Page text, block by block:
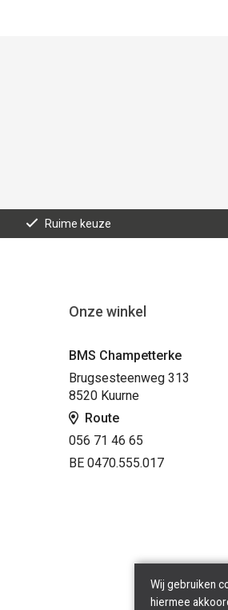
Ruime keuze
Onze winkel
BMS Champetterke
Brugsesteenweg 313
8520 Kuurne
Route
056 71 46 65
BE 0470.555.017
Wij gebruiken
hiermee